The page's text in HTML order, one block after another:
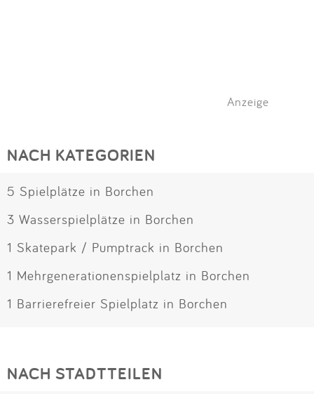
Anzeige
NACH KATEGORIEN
5 Spielplätze in Borchen
3 Wasserspielplätze in Borchen
1 Skatepark / Pumptrack in Borchen
1 Mehrgenerationenspielplatz in Borchen
1 Barrierefreier Spielplatz in Borchen
NACH STADTTEILEN